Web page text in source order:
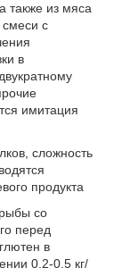
также из мяса
с
в
имитация
сложность
продукта
со
перед
в
0,2-0,5 кг/